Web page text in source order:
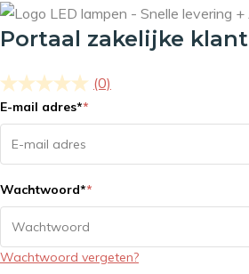
Portaal zakelijke klant
(0)
E-mail adres**
Wachtwoord**
Wachtwoord vergeten?